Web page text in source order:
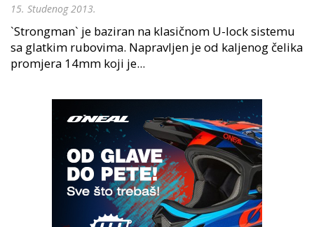
15. Studenog 2013.
`Strongman` je baziran na klasičnom U-lock sistemu
sa glatkim rubovima. Napravljen je od kaljenog čelika
promjera 14mm koji je...